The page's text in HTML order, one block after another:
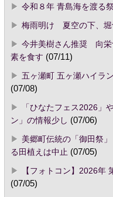
令和８年 青島海を渡る
梅雨明け 夏空の下、堀
今井美樹さん推奨 向栄
素を食す (07/11)
五ヶ瀬町 五ヶ瀬ハイラ
(07/08)
「ひなたフェス2026」
ン」の情報少し (07/06)
美郷町伝統の「御田祭
る田植えは中止 (07/05)
【フォトコン】2026年
(07/05)